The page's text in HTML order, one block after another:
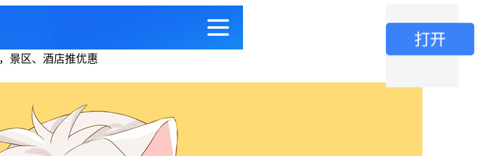
景区、酒店推优惠